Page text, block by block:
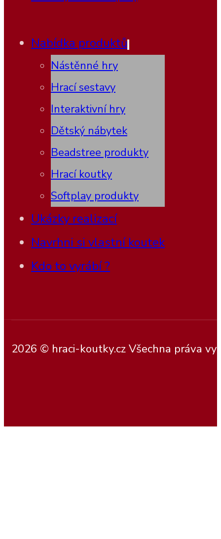
Nabídka produktů
Nástěnné hry
Hrací sestavy
Interaktivní hry
Dětský nábytek
Beadstree produkty
Hrací koutky
Softplay produkty
Ukázky realizací
Navrhni si vlastní koutek
Kdo to vyrábí ?
2026 © hraci-koutky.cz Všechna práva